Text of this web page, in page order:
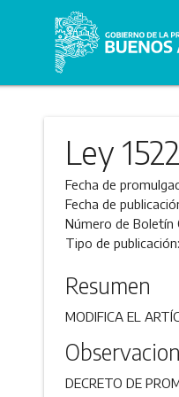
Ley
Fecha de
Fecha de
Número de Boletín
Tipo de publicación:
Resumen
MODIFICA EL
DECRETO DE